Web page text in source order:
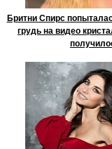
Бритни Спирс
грудь на видео